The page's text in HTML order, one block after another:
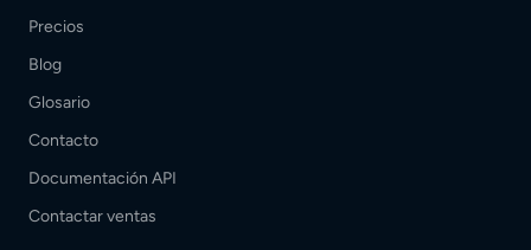
Precios
Blog
Glosario
Contacto
Documentación API
Contactar ventas